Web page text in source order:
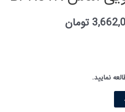
تومان
نمایید.